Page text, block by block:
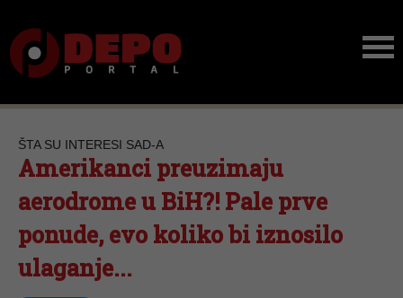
ŠTA SU INTERESI SAD-A
Amerikanci preuzimaju
aerodrome u BiH?! Pale prve
ponude, evo koliko bi iznosilo
ulaganje...